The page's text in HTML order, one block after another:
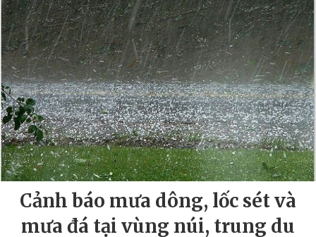
Cảnh báo mưa dông, lốc sét và
mưa đá tại vùng núi, trung du